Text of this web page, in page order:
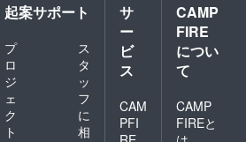
起案サポート
プ
ロ
ジ
ェ
ク
ト
ス
タ
ッ
フ
に
相
サ
ー
ビ
ス
CAM
PFI
CAMP
FIRE
につい
て
CAMP
FIREと